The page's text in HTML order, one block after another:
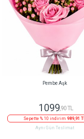
Pembe Aşk
1099,90 TL
Sepette % 10 indirim 989,91 TL
Aynı Gün Teslimat